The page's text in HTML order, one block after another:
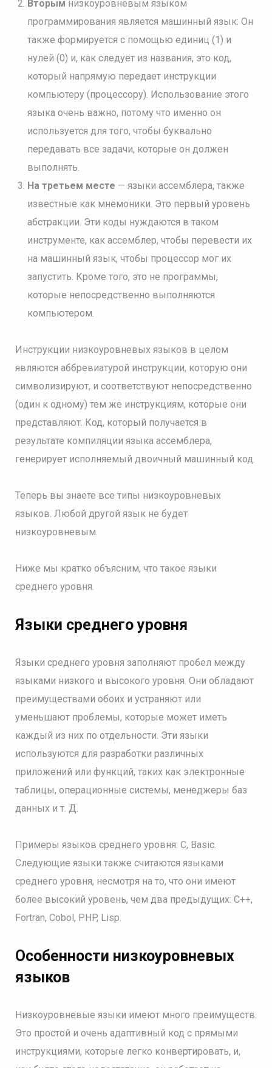
Вторым низкоуровневым языком
программирования является машинный язык: Он
также формируется с помощью единиц (1) и
нулей (0) и, как следует из названия, это код,
который напрямую передает инструкции
компьютеру (процессору). Использование этого
языка очень важно, потому что именно он
используется для того, чтобы буквально
передавать все задачи, которые он должен
выполнять.
На третьем месте — языки ассемблера, также
известные как мнемоники. Это первый уровень
абстракции. Эти коды нуждаются в таком
инструменте, как ассемблер, чтобы перевести их
на машинный язык, чтобы процессор мог их
запустить. Кроме того, это не программы,
которые непосредственно выполняются
компьютером.
Инструкции низкоуровневых языков в целом
являются аббревиатурой инструкции, которую они
символизируют, и соответствуют непосредственно
(один к одному) тем же инструкциям, которые они
представляют. Код, который получается в
результате компиляции языка ассемблера,
генерирует исполняемый двоичный машинный код.
Теперь вы знаете все типы низкоуровневых
языков. Любой другой язык не будет
низкоуровневым.
Ниже мы кратко объясним, что такое языки
среднего уровня.
Языки среднего уровня
Языки среднего уровня заполняют пробел между
языками низкого и высокого уровня. Они обладают
преимуществами обоих и устраняют или
уменьшают проблемы, которые может иметь
каждый из них по отдельности. Эти языки
используются для разработки различных
приложений или функций, таких как электронные
таблицы, операционные системы, менеджеры баз
данных и т. Д.
Примеры языков среднего уровня: C, Basic.
Следующие языки также считаются языками
среднего уровня, несмотря на то, что они имеют
более высокий уровень, чем два предыдущих: C++,
Fortran, Cobol, PHP, Lisp.
Особенности низкоуровневых
языков
Низкоуровневые языки имеют много преимуществ.
Это простой и очень адаптивный код с прямыми
инструкциями, которые легко конвертировать, и,